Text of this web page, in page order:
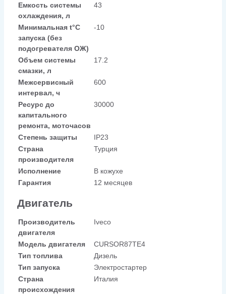
Емкость системы
охлаждения, л
43
Минимальная t°С
запуска (без
подогревателя ОЖ)
-10
Объем системы
смазки, л
17.2
Межсервисный
интервал, ч
600
Ресурс до
капитального
ремонта, моточасов
30000
Степень защиты
IP23
Страна
производителя
Турция
Исполнение
В кожухе
Гарантия
12 месяцев
Двигатель
Производитель
двигателя
Iveco
Модель двигателя
CURSOR87TE4
Тип топлива
Дизель
Тип запуска
Электростартер
Страна
происхождения
Италия